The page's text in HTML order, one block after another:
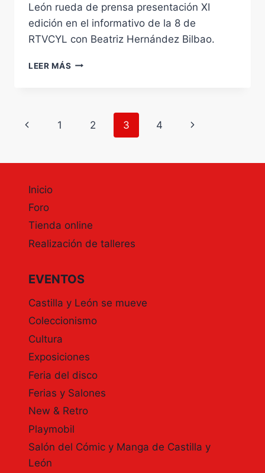
León rueda de prensa presentación XI
edición en el informativo de la 8 de
RTVCYL con Beatriz Hernández Bilbao.
LEER MÁS SALÓN
CASTILLA
LEÓN
XI
EDICIÓN
EN
INFORMATIVO
DE
LA
DE
Navegación
Página
1 2 3 4
Siguiente
Inicio
Foro
Tienda online
Realización de talleres
EVENTOS
Castilla y León se mueve
Coleccionismo
Cultura
Exposiciones
Feria del disco
Ferias y Salones
New & Retro
Playmobil
Salón del Cómic y Manga de Castilla y
León